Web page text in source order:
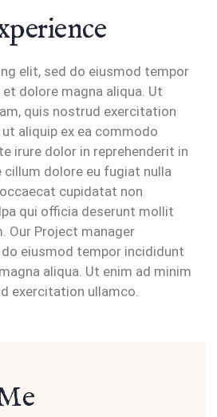
elit, sed do eiusmod tempor
dolore magna aliqua. Ut
quis nostrud exercitation
aliquip ex ea commodo
irure dolor in reprehenderit in
dolore eu fugiat nulla
cupidatat non
qui officia deserunt mollit
Our Project manager
eiusmod tempor incididunt
aliqua. Ut enim ad minim
exercitation ullamco.